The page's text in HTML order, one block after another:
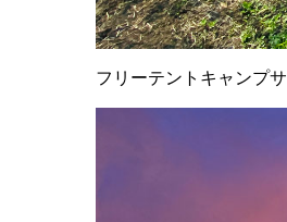
フリーテントキャンプ